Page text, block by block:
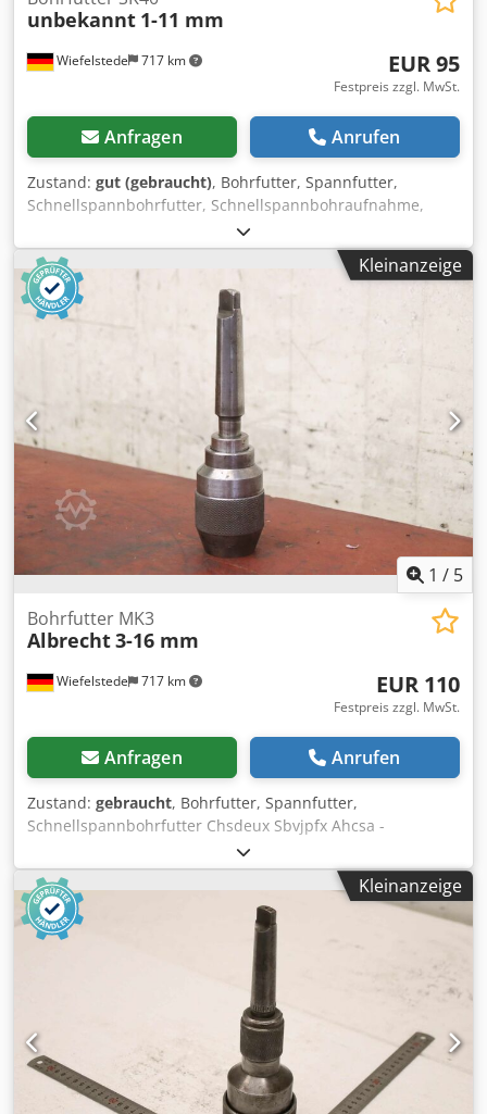
Wiefelstede 717 km
unbekannt 1-11 mm
EUR 95
Festpreis zzgl. MwSt.
Anfragen Anrufen
Zustand: gut (gebraucht), Bohrfutter, Spannfutter,
Schnellspannbohrfutter, Schnellspannbohraufnahme,
Schnellspann-Bohrfutter, CNC-Bohrfutter -Bohrfutter:
Schnellspann-Bohrfutter SK40 -Spannbereich: 1-11 mm -
Abmessung: Ø 58 x 197 mm Chodpfsu T Tnwjx Ahcsa -
Gewicht: 1,3 kg
Kleinanzeige
1 / 5
Wiefelstede 717 km
Bohrfutter MK3
Albrecht3-16 mm
EUR 110
Festpreis zzgl. MwSt.
Anfragen Anrufen
Zustand: gebraucht, Bohrfutter, Spannfutter,
Schnellspannbohrfutter Chsdeux Sbvjpfx Ahcsa -
Hersteller: Albrecht, Bohrfutter Schnellspannbohrfutter
MK3 -Spannbereich: 3-16 mm / 1/8-5/8" -Anzahl; 1x
Bohrfutter vorhanden -Abmessung: Ø 56 x 210 mm -
Gewicht: 1,5 kg
Kleinanzeige